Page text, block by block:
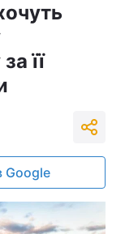
її
Google